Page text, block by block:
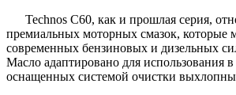
Technos C60, как и прошлая серия,
премиальных моторных смазок, которые
современных бензиновых и дизельных
Масло адаптировано для использования
оснащенных системой очистки